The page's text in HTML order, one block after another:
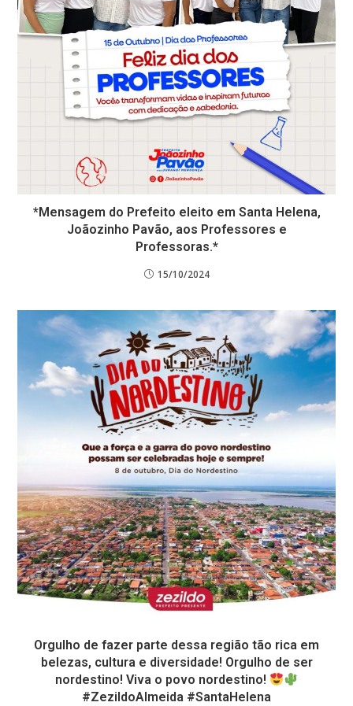
*Mensagem do Prefeito eleito em Santa Helena,
Joãozinho Pavão, aos Professores e
Professoras.*
15/10/2024
Orgulho de fazer parte dessa região tão rica em
belezas, cultura e diversidade! Orgulho de ser
nordestino! Viva o povo nordestino!
#ZezildoAlmeida #SantaHelena